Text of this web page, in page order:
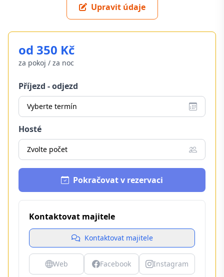
Upravit údaje
od 350 Kč
za pokoj / za noc
Příjezd - odjezd
Vyberte termín
Hosté
Zvolte počet
Pokračovat v rezervaci
Kontaktovat majitele
Kontaktovat majitele
Web Facebook Instagram